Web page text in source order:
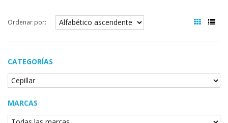
Ordenar por:
CATEGORÍAS
MARCAS